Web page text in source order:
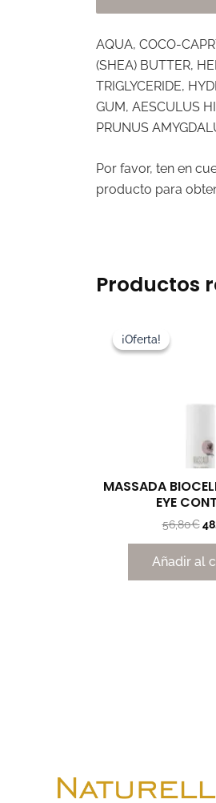
AQUA, COCO-
(SHEA) BUTTER,
TRIGLYCERIDE,
GUM, AESCULUS
PRUNUS
Por favor, ten en
producto para
Productos
¡Oferta!
¡Oferta!
MASSADA
EYE
56,80€
Añadir al